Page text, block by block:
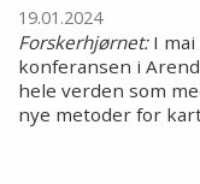
19.01.2024
Forskerhjørnet:I mai
konferansen i
hele verden som
nye metoder for